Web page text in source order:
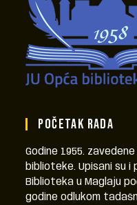
POČETAK RADA
Godine 1955.
biblioteke. Upisani su i
Biblioteka u Maglaju
godine odlukom